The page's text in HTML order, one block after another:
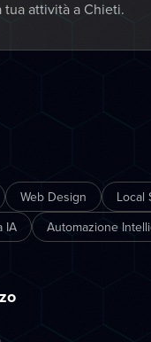
attività a Chieti.
Web Design Local
IA Automazione